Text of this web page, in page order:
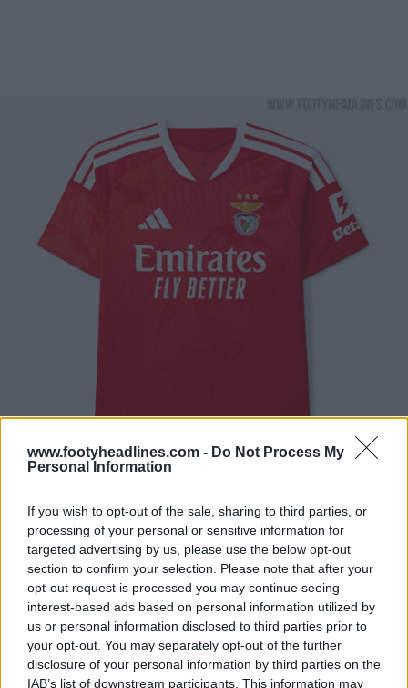
www.footyheadlines.com - Do Not Process My
Personal Information
If you wish to opt-out of the sale, sharing to third parties, or
processing of your personal or sensitive information for
targeted advertising by us, please use the below opt-out
section to confirm your selection. Please note that after your
opt-out request is processed you may continue seeing
interest-based ads based on personal information utilized by
us or personal information disclosed to third parties prior to
your opt-out. You may separately opt-out of the further
disclosure of your personal information by third parties on the
IAB’s list of downstream participants. This information may
2 de Jun de 2025
camiseta La camiseta local del SL Benfica 2026-2027
de Adidas supone una vuelta a la identidad clásica del
Benfica tras las últimas temporadas, en las que se